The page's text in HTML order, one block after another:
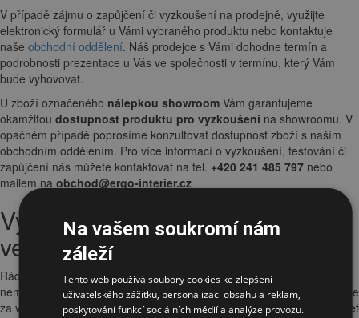
V případě zájmu o zapůjčení či vyzkoušení na prodejně, využijte
elektronický formulář u Vámi vybraného produktu nebo kontaktuje
naše obchodní oddělení. Náš prodejce s Vámi dohodne termín a
podrobnosti prezentace u Vás ve společnosti v termínu, který Vám
bude vyhovovat.
U zboží označeného nálepkou showroom Vám garantujeme
okamžitou dostupnost produktu pro vyzkoušení na showroomu. V
opačném případě poprosíme konzultovat dostupnost zboží s naším
obchodním oddělením. Pro více informací o vyzkoušení, testování či
zapůjčení nás můžete kontaktovat na tel. +420 241 485 797 nebo
mailem na obchod@ergo-interier.cz
Vyzkoušení a prezentace u Vás
ve firmě
Rádi byste vyzkoušeli produktyve firměnebo poptáváte
nemáte cestu kolem? Zapředem dohodnutých podmínek
přijedeme
za vámi a vybrané modely vám odprezentujeme a můžete si vyzkoušet
Na vašem soukromí nám
záleží
Tento web používá soubory cookies ke zlepšení
uživatelského zážitku, personalizaci obsahu a reklam,
poskytování funkcí sociálních médií a analýze provozu.